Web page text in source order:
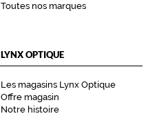
Toutes nos marques
LYNX OPTIQUE
Les magasins Lynx Optique
Offre magasin
Notre histoire